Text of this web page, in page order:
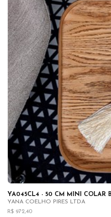
YA045CL4 - 50 CM MINI COLAR
YANA COELHO PIRES LTDA
R$ 972,40